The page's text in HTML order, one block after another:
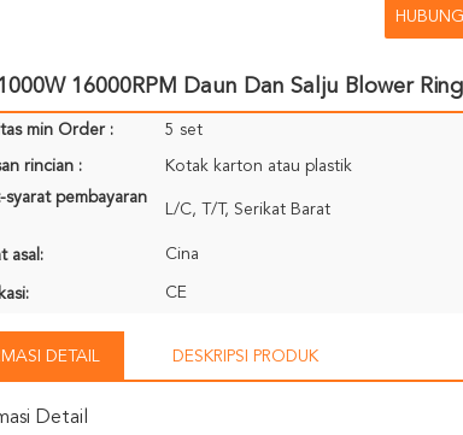
16000RPM Daun Dan Salju Blower
min Order : 5 set
rincian : Kotak karton atau plastik
syarat pembayaran
L/C, T/T, Serikat Barat
asal: Cina
CE
DETAIL DESKRIPSI PRODUK
Detail